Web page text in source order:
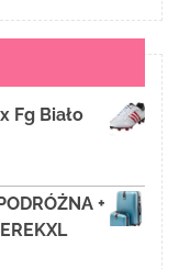
Fg Biało
+